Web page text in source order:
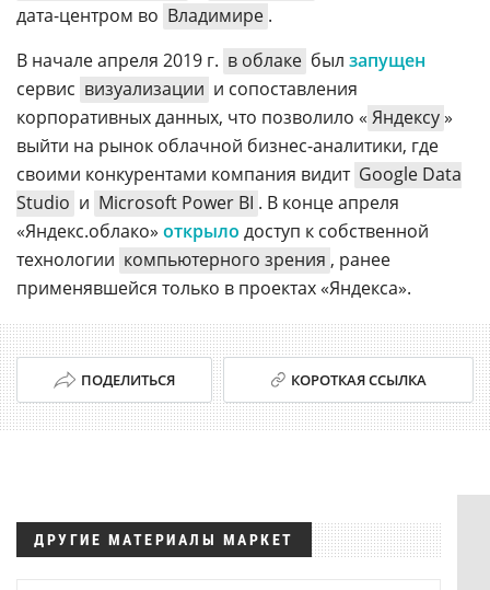
дата-центром во Владимире .
В начале апреля 2019 г. в облаке был запущен
сервис визуализации и сопоставления
корпоративных данных, что позволило « Яндексу»
выйти на рынок облачной бизнес-аналитики, где
своими конкурентами компания видит Google Data
Studio и Microsoft Power BI . В конце апреля
«Яндекс.облако» открыло доступ к собственной
технологии компьютерного зрения , ранее
применявшейся только в проектах «Яндекса».
ПОДЕЛИТЬСЯ КОРОТКАЯ ССЫЛКА
ДРУГИЕ МАТЕРИАЛЫ МАРКЕТ